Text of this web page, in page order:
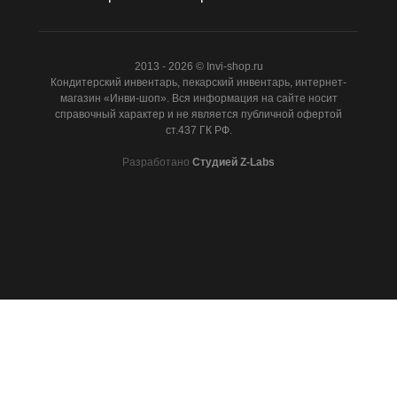
2013 - 2026 © Invi-shop.ru
Кондитерский инвентарь, пекарский инвентарь, интернет-
магазин «Инви-шоп». Вся информация на сайте носит
справочный характер и не является публичной офертой
ст.437 ГК РФ.
Разработано Студией Z-Labs